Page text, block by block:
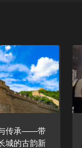
传承——带
城的古韵新